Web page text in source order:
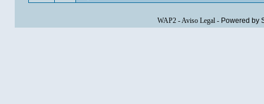
WAP2-Aviso Legal- Powered by